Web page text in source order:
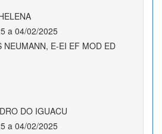
a 04/02/2025
NEUMANN, E-EI EF MOD ED
DO IGUACU
a 04/02/2025